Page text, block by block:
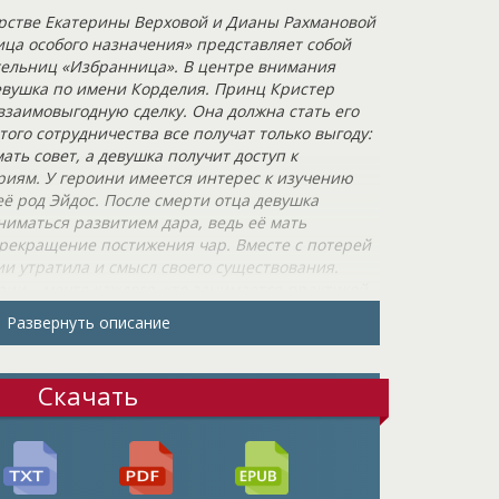
Екатерины Верховой и Дианы Рахмановой
особого назначения» представляет собой
«Избранница». В центре внимания
по имени Корделия. Принц Кристер
сделку. Она должна стать его
сотрудничества все получат только выгоду:
совет, а девушка получит доступ к
У героини имеется интерес к изучению
род Эйдос. После смерти отца девушка
развитием дара, ведь её мать
постижения чар. Вместе с потерей
утратила и смысл своего существования.
позабытое. В них позволено всё. Конечно же,
никто не будет торопить в дань уважения
Корделии сделать сейчас – просто
Договор будет действовать три года, в
сможет выбрать другого супруга. Со стороны
в строгой тайне, даже от матери и
Развернуть описание
Скачать